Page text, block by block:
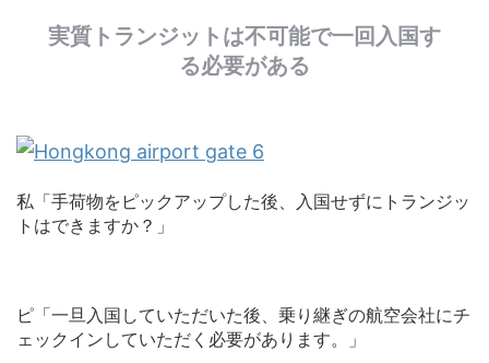
実質トランジットは不可能で一回入国す
る必要がある
私「手荷物をピックアップした後、入国せずにトランジッ
トはできますか？」
ピ「一旦入国していただいた後、乗り継ぎの航空会社にチ
ェックインしていただく必要があります。」